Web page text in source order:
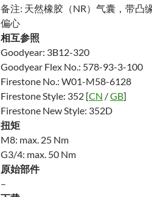
备注: 天然橡胶（NR）气囊，带凸
偏心
相互参照
Goodyear: 3B12-320
Goodyear Flex No.: 578-93-3-100
Firestone No.: W01-M58-6128
Firestone Style: 352 [CN /GB]
Firestone New Style: 352D
扭矩
M8: max. 25 Nm
G3/4: max. 50 Nm
原始部件
–